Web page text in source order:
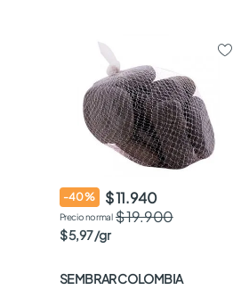
-40%
$ 11.940
$ 19.900
$5,97/gr
SEMBRAR COLOMBIA